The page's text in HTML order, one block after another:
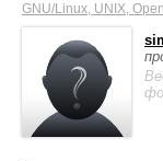
GNU/Linux, UNIX,